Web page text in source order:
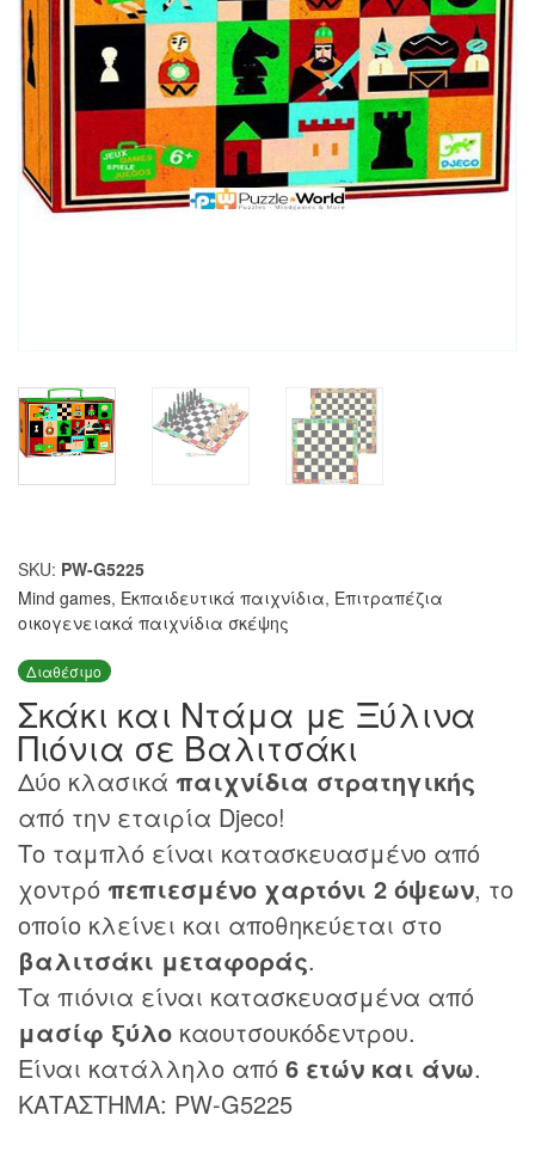
SKU: PW-G5225
Mind games, Εκπαιδευτικά παιχνίδια, Επιτραπέζια
οικογενειακά παιχνίδια σκέψης
Διαθέσιμο
Σκάκι και Ντάμα με Ξύλινα
Πιόνια σε Βαλιτσάκι
Δύο κλασικά παιχνίδια στρατηγικής
από την εταιρία Djeco!
Το ταμπλό είναι κατασκευασμένο από
χοντρό πεπιεσμένο χαρτόνι 2 όψεων, το
οποίο κλείνει και αποθηκεύεται στο
βαλιτσάκι μεταφοράς.
Τα πιόνια είναι κατασκευασμένα από
μασίφ ξύλο καουτσουκόδεντρου.
Είναι κατάλληλο από 6 ετών και άνω.
ΚΑΤΑΣΤΗΜΑ: PW-G5225